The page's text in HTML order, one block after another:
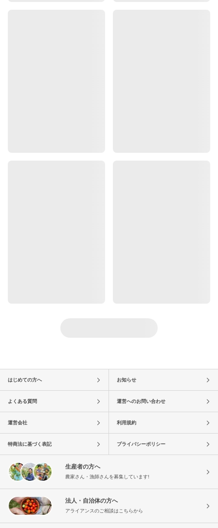
はじめての方へ お知らせ
よくある質問 運営へのお問い合わせ
運営会社 利用規約
特商法に基づく表記 プライバシーポリシー
生産者の方へ
農家さん・漁師さんを募集しています!
法人・自治体の方へ
アライアンスのご相談はこちらから